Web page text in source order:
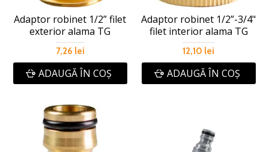
Adaptor robinet 1/2” filet
exterior alama TG
7,26 lei
ADAUGĂ ÎN COŞ
Adaptor robinet 1/2”-3/4"
filet interior alama TG
12,10 lei
ADAUGĂ ÎN COŞ